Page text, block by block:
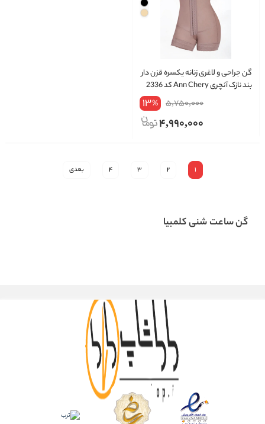
گن جراحی و لاغری زنانه یکسره قزن دار
بند نازک آنچری Ann Chery کد 2336
5,750,000
13%
4,990,000
1
2
3
4 بعدی
گن ساعت شنی کلمبیا